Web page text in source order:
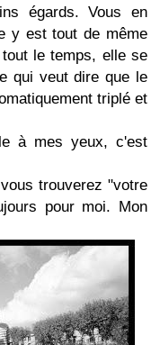
égards. Vous en
y est tout de même
le temps, elle se
qui veut dire que le
triplé et
à mes yeux, c'est
trouverez "votre
pour moi. Mon